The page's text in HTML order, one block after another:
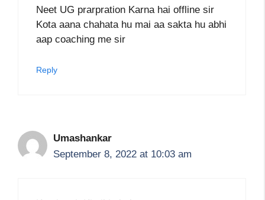
Neet UG prarpration Karna hai offline sir
Kota aana chahata hu mai aa sakta hu abhi
aap coaching me sir
Reply
Umashankar
September 8, 2022 at 10:03 am